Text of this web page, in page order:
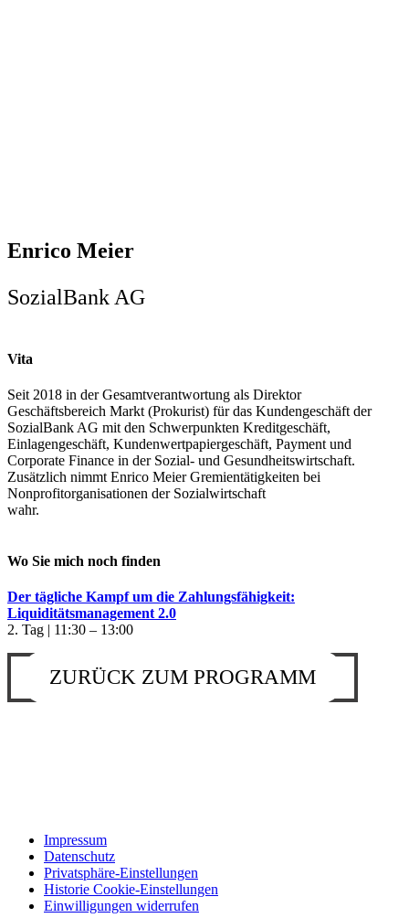
Enrico Meier
SozialBank AG
Vita
Seit 2018 in der Gesamtverantwortung als Direktor
Geschäftsbereich Markt (Prokurist) für das Kundengeschäft der
SozialBank AG mit den Schwerpunkten Kreditgeschäft,
Einlagengeschäft, Kundenwertpapiergeschäft, Payment und
Corporate Finance in der Sozial- und Gesundheitswirtschaft.
Zusätzlich nimmt Enrico Meier Gremientätigkeiten bei
Nonprofitorganisationen der Sozialwirtschaft
wahr.
Wo Sie mich noch finden
Der tägliche Kampf um die Zahlungsfähigkeit:
Liquiditätsmanagement 2.0
2. Tag | 11:30 – 13:00
ZURÜCK ZUM PROGRAMM
Impressum
Datenschutz
Privatsphäre-Einstellungen
Historie Cookie-Einstellungen
Einwilligungen widerrufen